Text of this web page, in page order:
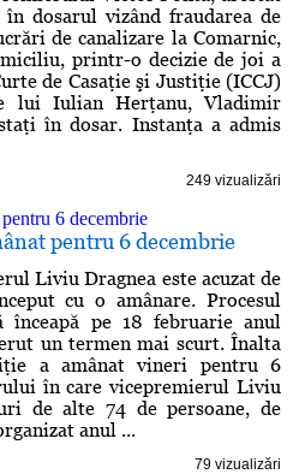
dosarul vizând fraudarea de
de canalizare la Comarnic,
printr-o decizie de joi a
de Casaţie şi Justiţie (ICCJ)
lui Iulian Herţanu, Vladimir
în dosar. Instanţa a admis
249 vizualizări
pentru 6 decembrie
Liviu Dragnea este acuzat de
cu o amânare. Procesul
înceapă pe 18 februarie anul
un termen mai scurt. Înalta
a amânat vineri pentru 6
în care vicepremierul Liviu
de alte 74 de persoane, de
anul ...
79 vizualizări